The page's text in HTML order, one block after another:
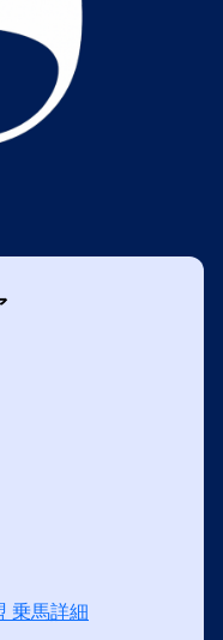
乗馬詳細